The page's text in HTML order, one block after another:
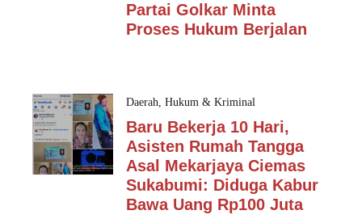
Partai Golkar Minta
Proses Hukum Berjalan
Daerah, Hukum & Kriminal
Baru Bekerja 10 Hari,
Asisten Rumah Tangga
Asal Mekarjaya Ciemas
Sukabumi: Diduga Kabur
Bawa Uang Rp100 Juta